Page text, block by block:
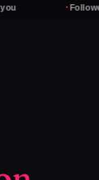
Followers